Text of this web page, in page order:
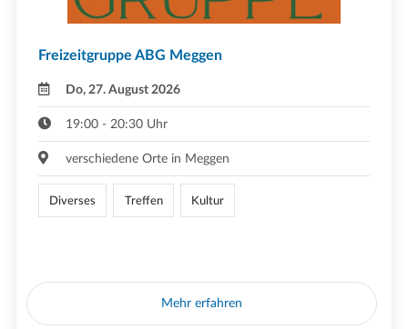
Freizeitgruppe ABG Meggen
Do, 27. August 2026
19:00 - 20:30 Uhr
verschiedene Orte in Meggen
Diverses Treffen Kultur
Mehr erfahren